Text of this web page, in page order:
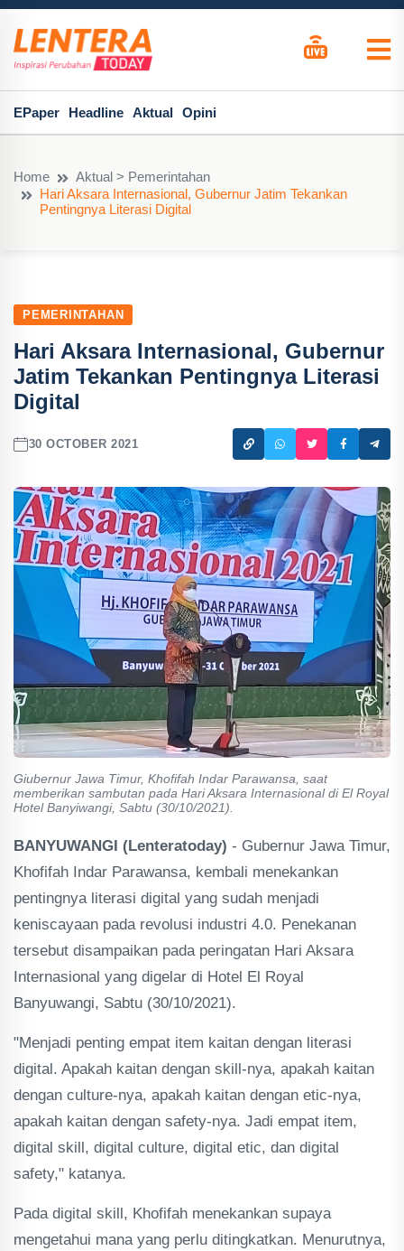
EPaper Headline Aktual Opini
Home
Aktual > Pemerintahan
Hari Aksara Internasional, Gubernur Jatim Tekankan
Pentingnya Literasi Digital
PEMERINTAHAN
Hari Aksara Internasional, Gubernur
Jatim Tekankan Pentingnya Literasi
Digital
30 OCTOBER 2021
Giubernur Jawa Timur, Khofifah Indar Parawansa, saat
memberikan sambutan pada Hari Aksara Internasional di El Royal
Hotel Banyiwangi, Sabtu (30/10/2021).
BANYUWANGI (Lenteratoday) - Gubernur Jawa Timur,
Khofifah Indar Parawansa, kembali menekankan
pentingnya literasi digital yang sudah menjadi
keniscayaan pada revolusi industri 4.0. Penekanan
tersebut disampaikan pada peringatan Hari Aksara
Internasional yang digelar di Hotel El Royal
Banyuwangi, Sabtu (30/10/2021).
"Menjadi penting empat item kaitan dengan literasi
digital. Apakah kaitan dengan skill-nya, apakah kaitan
dengan culture-nya, apakah kaitan dengan etic-nya,
apakah kaitan dengan safety-nya. Jadi empat item,
digital skill, digital culture, digital etic, dan digital
safety," katanya.
Pada digital skill, Khofifah menekankan supaya
mengetahui mana yang perlu ditingkatkan. Menurutnya,